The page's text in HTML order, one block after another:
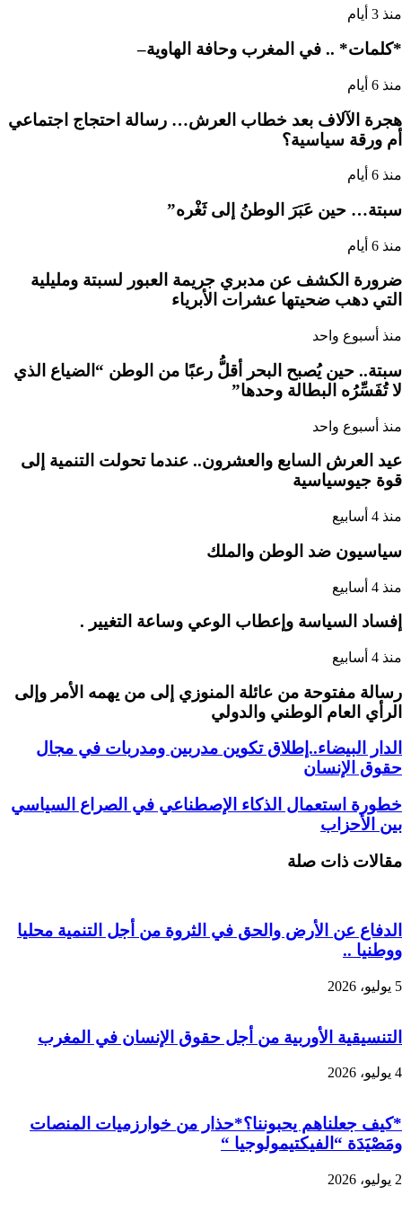
منذ 3 أيام
*كلمات* .. في المغرب وحافة الهاوية–
منذ 6 أيام
هجرة الآلاف بعد خطاب العرش… رسالة احتجاج اجتماعي
أم ورقة سياسية؟
منذ 6 أيام
سبتة… حين عَبَرَ الوطنُ إلى ثَغْره”
منذ 6 أيام
ضرورة الكشف عن مدبري جريمة العبور لسبتة ومليلية
التي دهب ضحيتها عشرات الأبرياء
منذ أسبوع واحد
سبتة.. حين يُصبح البحر أقلُّ رعبًا من الوطن “الضياع الذي
لا تُفَسِّرُه البطالة وحدها”
منذ أسبوع واحد
عيد العرش السابع والعشرون.. عندما تحولت التنمية إلى
قوة جيوسياسية
منذ 4 أسابيع
سياسيون ضد الوطن والملك
منذ 4 أسابيع
إفساد السياسة وإعطاب الوعي وساعة التغيير .
منذ 4 أسابيع
رسالة مفتوحة من عائلة المنوزي إلى من يهمه الأمر وإلى
الرأي العام الوطني والدولي
الدار البيضاء..إطلاق تكوين مدربين ومدربات في مجال
حقوق الإنسان
خطورة استعمال الذكاء الإصطناعي في الصراع السياسي
بين الأحزاب
مقالات ذات صلة
الدفاع عن الأرض والحق في الثروة من أجل التنمية محليا
ووطنيا ..
5 يوليو، 2026
التنسيقية الأوربية من أجل حقوق الإنسان في المغرب
4 يوليو، 2026
*كيف جعلناهم يحبوننا؟*حذار من خوارزميات المنصات
ومَصْيَدَة “الفيكتيمولوجيا “
2 يوليو، 2026